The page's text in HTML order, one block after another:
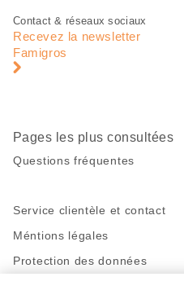
Pied
page
Navigation
pied
Contact & réseaux sociaux
Recevez la newsletter
Famigros
Pages les plus consultées
Questions fréquentes
Service clientèle et contact
Méntions légales
Protection des données